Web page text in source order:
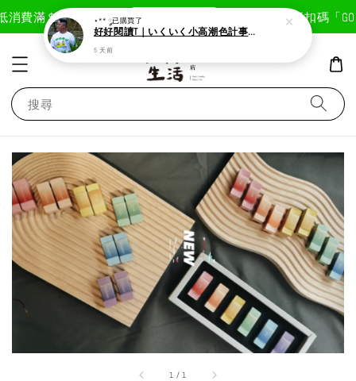
消費滿＄1800免運費 現在去購物！ 首次註冊輸入折扣碼「
搜尋
1 / 1
⋆** ༘已購買了
好好閱讀T｜いくいく小高潮色計事務所X好好生活書店聯名款
5 天前